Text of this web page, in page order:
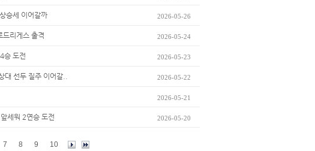
승세 이어갈까 2026-05-26
리게스 출격 2026-05-24
승 도전 2026-05-23
선두 질주 이어갈.. 2026-05-22
2026-05-21
세워 2연승 도전 2026-05-20
7 8 9 10